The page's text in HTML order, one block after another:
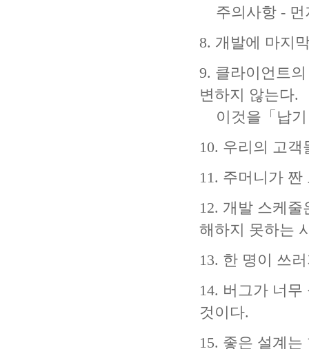
주의사항 - 먼
8. 개발에 마지
9. 클라이언트
변하지 않는다.
이것을「납기
10. 우리의 고
11. 주머니가
12. 개발 스케
해하지 못하는
13. 한 명이 쓰
14. 버그가 너
것이다.
15. 좋은 설계